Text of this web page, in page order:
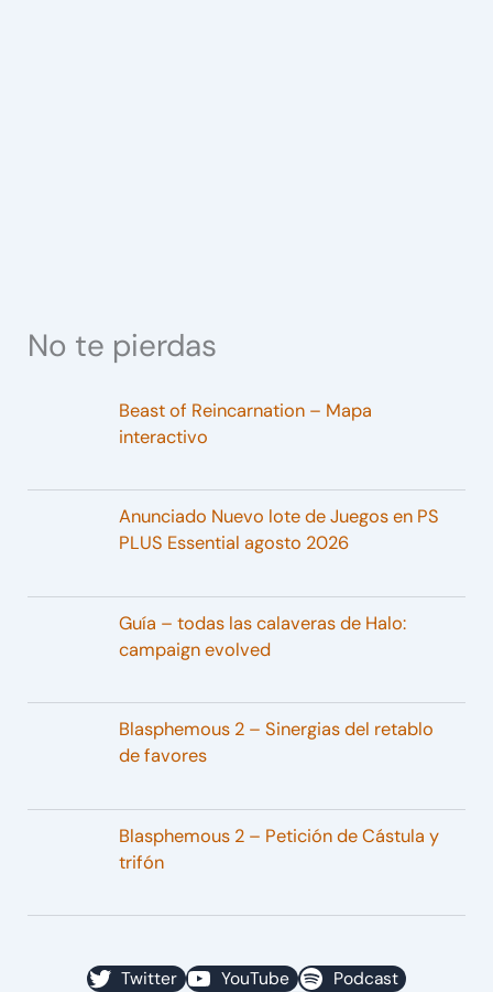
No te pierdas
Beast of Reincarnation – Mapa
interactivo
Anunciado Nuevo lote de Juegos en PS
PLUS Essential agosto 2026
Guía – todas las calaveras de Halo:
campaign evolved
Blasphemous 2 – Sinergias del retablo
de favores
Blasphemous 2 – Petición de Cástula y
trifón
Twitter YouTube
Podcast